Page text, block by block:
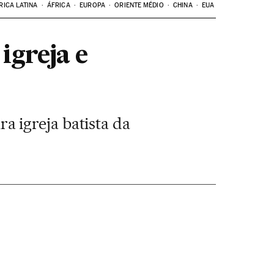
LATINA ÁFRICA EUROPA ORIENTE MÉDIO CHINA EUA
e
igreja batista da